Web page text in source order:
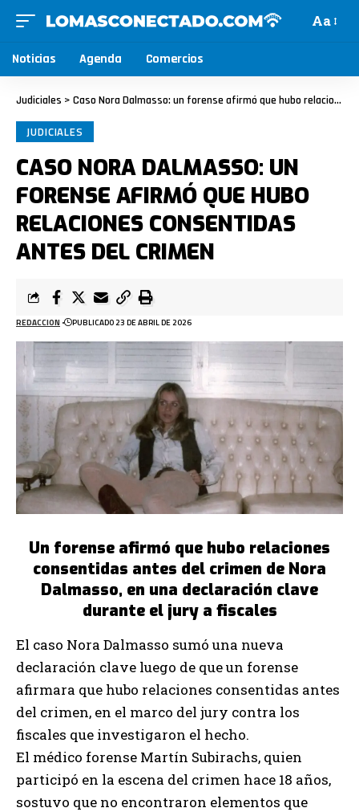
Aa
Noticias Agenda Comercios
Judiciales > Caso Nora Dalmasso: un forense afirmó que hubo relaciones consentidas antes del crimen
JUDICIALES
CASO NORA DALMASSO: UN
FORENSE AFIRMÓ QUE HUBO
RELACIONES CONSENTIDAS
ANTES DEL CRIMEN
REDACCION PUBLICADO 23 DE ABRIL DE 2026
Un forense afirmó que hubo relaciones
consentidas antes del crimen de Nora
Dalmasso, en una declaración clave
durante el jury a fiscales
El caso Nora Dalmasso sumó una nueva
declaración clave luego de que un forense
afirmara que hubo relaciones consentidas antes
del crimen, en el marco del jury contra los
fiscales que investigaron el hecho.
El médico forense Martín Subirachs, quien
participó en la escena del crimen hace 18 años,
sostuvo que no encontraron elementos que